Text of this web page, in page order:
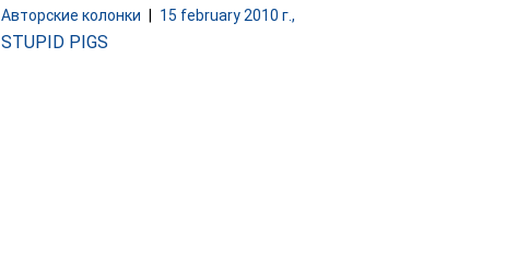
Авторские колонки 15 february 2010 г.,
STUPID PIGS